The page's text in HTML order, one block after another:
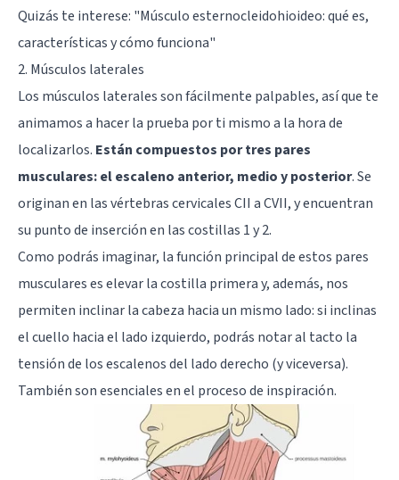
Quizás te interese: "Músculo esternocleidohioideo: qué es,
características y cómo funciona"
2. Músculos laterales
Los músculos laterales son fácilmente palpables, así que te
animamos a hacer la prueba por ti mismo a la hora de
localizarlos. Están compuestos por tres pares
musculares: el escaleno anterior, medio y posterior. Se
originan en las vértebras cervicales CII a CVII, y encuentran
su punto de inserción en las costillas 1 y 2.
Como podrás imaginar, la función principal de estos pares
musculares es elevar la costilla primera y, además, nos
permiten inclinar la cabeza hacia un mismo lado: si inclinas
el cuello hacia el lado izquierdo, podrás notar al tacto la
tensión de los escalenos del lado derecho (y viceversa).
También son esenciales en el proceso de inspiración.